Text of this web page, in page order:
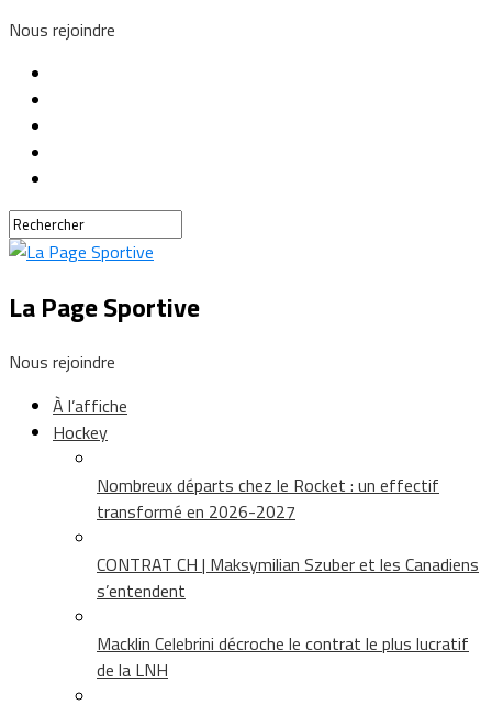
Nous rejoindre
La Page Sportive
Nous rejoindre
À l’affiche
Hockey
Nombreux départs chez le Rocket : un effectif
transformé en 2026-2027
CONTRAT CH | Maksymilian Szuber et les Canadiens
s’entendent
Macklin Celebrini décroche le contrat le plus lucratif
de la LNH